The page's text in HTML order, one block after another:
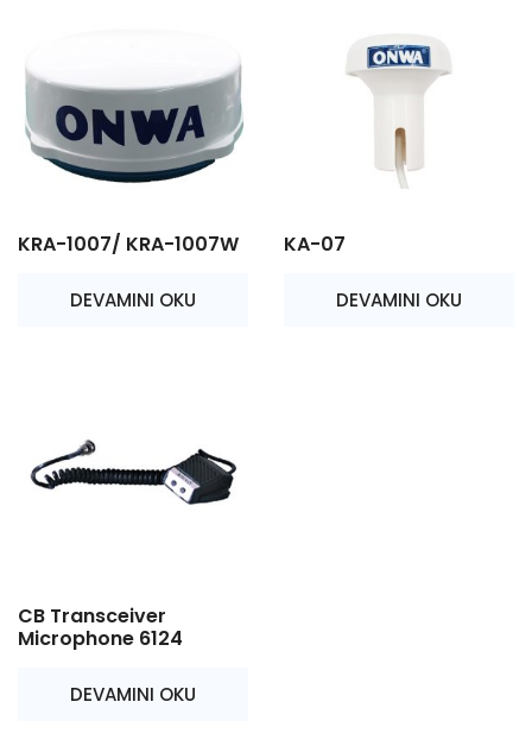
KRA-1007/ KRA-1007W
DEVAMINI OKU
KA-07
DEVAMINI OKU
CB Transceiver
Microphone 6124
DEVAMINI OKU